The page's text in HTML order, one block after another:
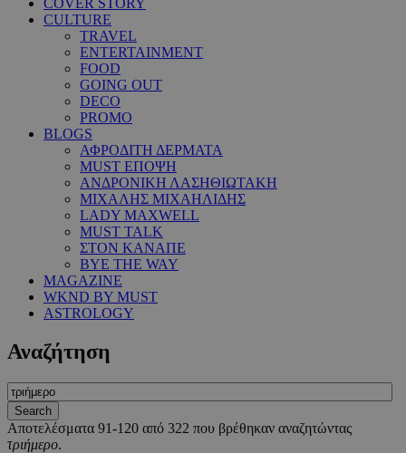
COVER STORY
CULTURE
TRAVEL
ENTERTAINMENT
FOOD
GOING OUT
DECO
PROMO
BLOGS
ΑΦΡΟΔΙΤΗ ΔΕΡΜΑΤΑ
MUST ΕΠΟΨΗ
ΑΝΔΡΟΝΙΚΗ ΛΑΣΗΘΙΩΤΑΚΗ
ΜΙΧΑΛΗΣ ΜΙΧΑΗΛΙΔΗΣ
LADY MAXWELL
MUST TALK
ΣΤΟΝ ΚΑΝΑΠΕ
BYE THE WAY
MAGAZINE
WKND BY MUST
ASTROLOGY
Αναζήτηση
Αποτελέσματα 91-120 από 322 που βρέθηκαν αναζητώντας
τριήμερο.